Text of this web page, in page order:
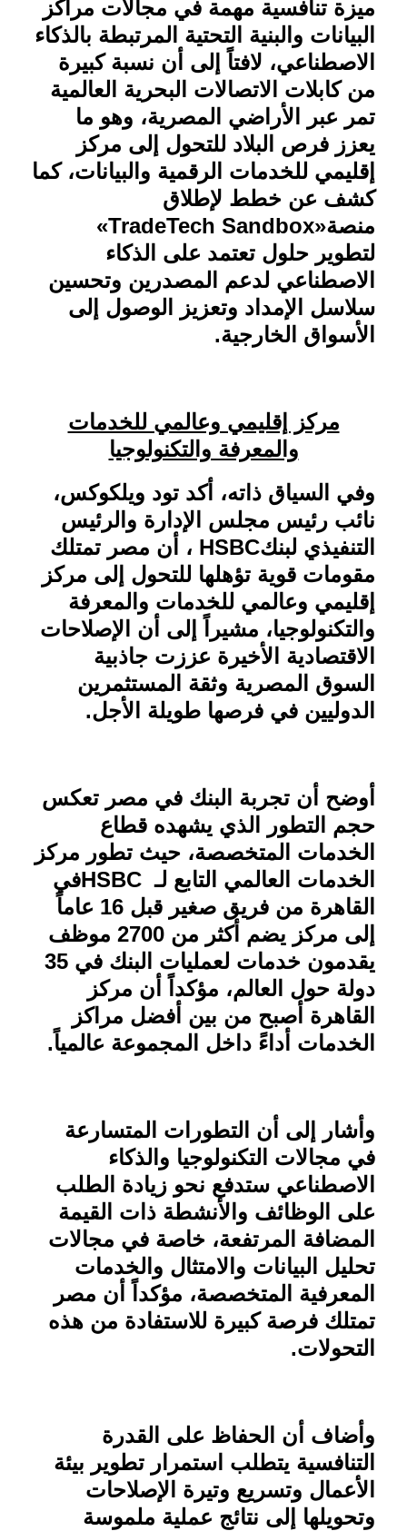
ميزة تنافسية مهمة في مجالات مراكز
البيانات والبنية التحتية المرتبطة بالذكاء
الاصطناعي، لافتاً إلى أن نسبة كبيرة
من كابلات الاتصالات البحرية العالمية
تمر عبر الأراضي المصرية، وهو ما
يعزز فرص البلاد للتحول إلى مركز
إقليمي للخدمات الرقمية والبيانات، كما
كشف عن خطط لإطلاق
منصة«TradeTech Sandbox»
لتطوير حلول تعتمد على الذكاء
الاصطناعي لدعم المصدرين وتحسين
سلاسل الإمداد وتعزيز الوصول إلى
الأسواق الخارجية.
مركز إقليمي وعالمي للخدمات
والمعرفة والتكنولوجيا
وفي السياق ذاته، أكد تود ويلكوكس،
نائب رئيس مجلس الإدارة والرئيس
التنفيذي لبنكHSBC ، أن مصر تمتلك
مقومات قوية تؤهلها للتحول إلى مركز
إقليمي وعالمي للخدمات والمعرفة
والتكنولوجيا، مشيراً إلى أن الإصلاحات
الاقتصادية الأخيرة عززت جاذبية
السوق المصرية وثقة المستثمرين
الدوليين في فرصها طويلة الأجل.
أوضح أن تجربة البنك في مصر تعكس
حجم التطور الذي يشهده قطاع
الخدمات المتخصصة، حيث تطور مركز
الخدمات العالمي التابع لـ HSBCفي
القاهرة من فريق صغير قبل 16 عاماً
إلى مركز يضم أكثر من 2700 موظف
يقدمون خدمات لعمليات البنك في 35
دولة حول العالم، مؤكداً أن مركز
القاهرة أصبح من بين أفضل مراكز
الخدمات أداءً داخل المجموعة عالمياً.
وأشار إلى أن التطورات المتسارعة
في مجالات التكنولوجيا والذكاء
الاصطناعي ستدفع نحو زيادة الطلب
على الوظائف والأنشطة ذات القيمة
المضافة المرتفعة، خاصة في مجالات
تحليل البيانات والامتثال والخدمات
المعرفية المتخصصة، مؤكداً أن مصر
تمتلك فرصة كبيرة للاستفادة من هذه
التحولات.
وأضاف أن الحفاظ على القدرة
التنافسية يتطلب استمرار تطوير بيئة
الأعمال وتسريع وتيرة الإصلاحات
وتحويلها إلى نتائج عملية ملموسة